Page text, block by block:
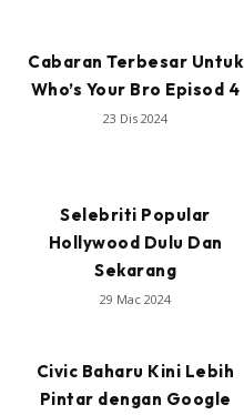
Cabaran Terbesar Untuk
Who’s Your Bro Episod 4
23 Dis 2024
Selebriti Popular
Hollywood Dulu Dan
Sekarang
29 Mac 2024
Civic Baharu Kini Lebih
Pintar dengan Google